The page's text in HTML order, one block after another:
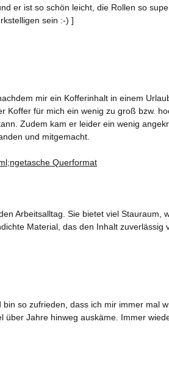
er ist so schön leicht, die Rollen so
sein :-) ]
mir ein Kofferinhalt in einem
Koffer für mich ein wenig zu groß bzw.
Zudem kam er leider ein wenig
und mitgemacht.
Arbeitsalltag. Sie bietet viel
Material, das den Inhalt zuverlässig
so zufrieden, dass ich mir immer
über Jahre hinweg auskäme. Immer